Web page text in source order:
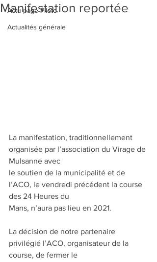
Actu page Pilote
Actualités générale
Manifestation reportée
La manifestation, traditionnellement
organisée par l’association du Virage de
Mulsanne avec
le soutien de la municipalité et de
l’ACO, le vendredi précédent la course
des 24 Heures du
Mans, n’aura pas lieu en 2021.
La décision de notre partenaire
privilégié l’ACO, organisateur de la
course, de fermer le